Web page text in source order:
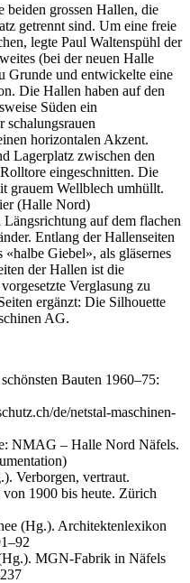
beiden grossen Hallen, die
getrennt sind. Um eine freie
legte Paul Waltenspühl der
(bei der neuen Halle
Grunde und entwickelte eine
Die Hallen haben auf den
Süden ein
schalungsrauen
horizontalen Akzent.
Lagerplatz zwischen den
eingeschnitten. Die
grauem Wellblech umhüllt.
(Halle Nord)
auf dem flachen
Entlang der Hallenseiten
Giebel», als gläsernes
der Hallen ist die
Verglasung zu
ergänzt: Die Silhouette
AG.
Bauten 1960–75:
de/netstal-maschinen-
NMAG – Halle Nord Näfels.
Verborgen, vertraut.
1900 bis heute. Zürich
(Hg.). Architektenlexikon
MGN-Fabrik in Näfels